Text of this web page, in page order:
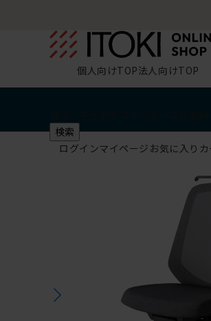
個人向けTOP法人向けTOP
検索
ログインマイページ お気に入り